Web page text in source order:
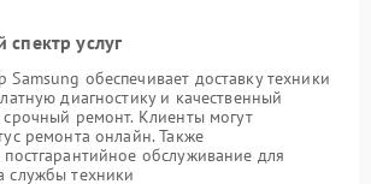
услуг
обеспечивает доставку техники
диагностику и качественный
ремонт. Клиенты могут
ремонта онлайн. Также
постгарантийное обслуживание для
службы техники